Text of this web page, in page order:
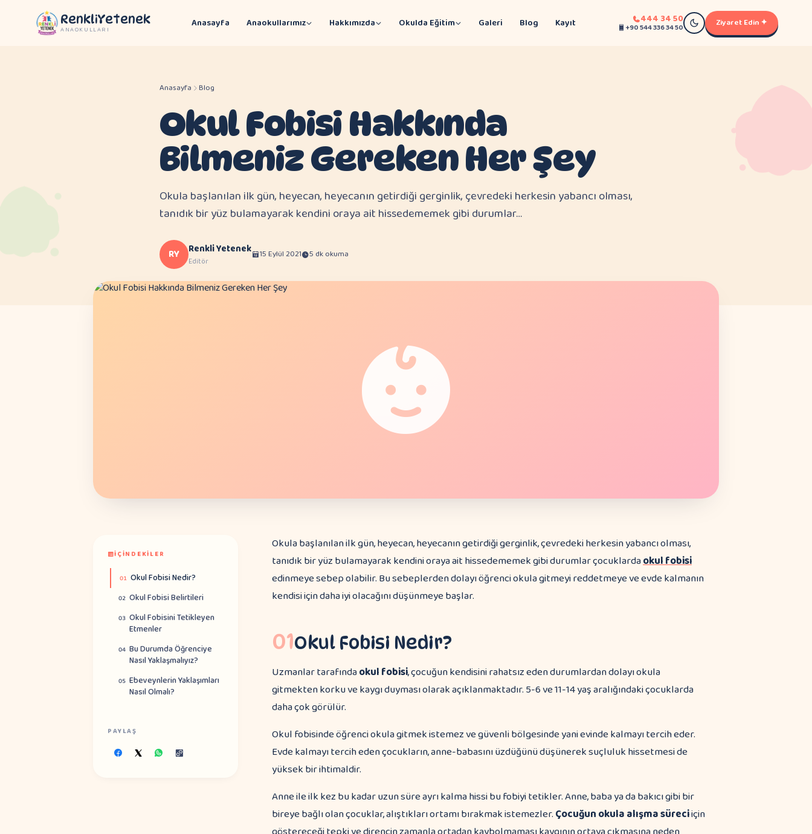
RenkliYetenek
ANAOKULLARI Anasayfa Anaokullarımız Hakkımızda Okulda Eğitim Galeri Blog Kayıt 444 34 50
+90 544 336 34 50 Ziyaret Edin ✦
Anasayfa Blog
Okul Fobisi Hakkında
Bilmeniz Gereken Her Şey
Okula başlanılan ilk gün, heyecan, heyecanın getirdiği gerginlik, çevredeki herkesin yabancı olması,
tanıdık bir yüz bulamayarak kendini oraya ait hissedememek gibi durumlar…
RY Renkli Yetenek
Editör
15 Eylül 2021 5 dk okuma
İÇINDEKILER
01 Okul Fobisi Nedir?
02 Okul Fobisi Belirtileri
03 Okul Fobisini Tetikleyen
Etmenler
04 Bu Durumda Öğrenciye
Nasıl Yaklaşmalıyız?
05 Ebeveynlerin Yaklaşımları
Nasıl Olmalı?
PAYLAŞ
Okula başlanılan ilk gün, heyecan, heyecanın getirdiği gerginlik, çevredeki herkesin yabancı olması,
tanıdık bir yüz bulamayarak kendini oraya ait hissedememek gibi durumlar çocuklardaokul fobisi
edinmeye sebep olabilir. Bu sebeplerden dolayı öğrenci okula gitmeyi reddetmeye ve evde kalmanın
kendisi için daha iyi olacağını düşünmeye başlar.
01Okul Fobisi Nedir?
Uzmanlar tarafındaokul fobisi, çocuğun kendisini rahatsız eden durumlardan dolayı okula
gitmekten korku ve kaygı duyması olarak açıklanmaktadır. 5-6 ve 11-14 yaş aralığındaki çocuklarda
daha çok görülür.
Okul fobisinde öğrenci okula gitmek istemez ve güvenli bölgesinde yani evinde kalmayı tercih eder.
Evde kalmayı tercih eden çocukların, anne-babasını üzdüğünü düşünerek suçluluk hissetmesi de
yüksek bir ihtimaldir.
Anne ile ilk kez bu kadar uzun süre ayrı kalma hissi bu fobiyi tetikler. Anne, baba ya da bakıcı gibi bir
bireye bağlı olan çocuklar, alıştıkları ortamı bırakmak istemezler.Çocuğun okula alışma süreciiçin